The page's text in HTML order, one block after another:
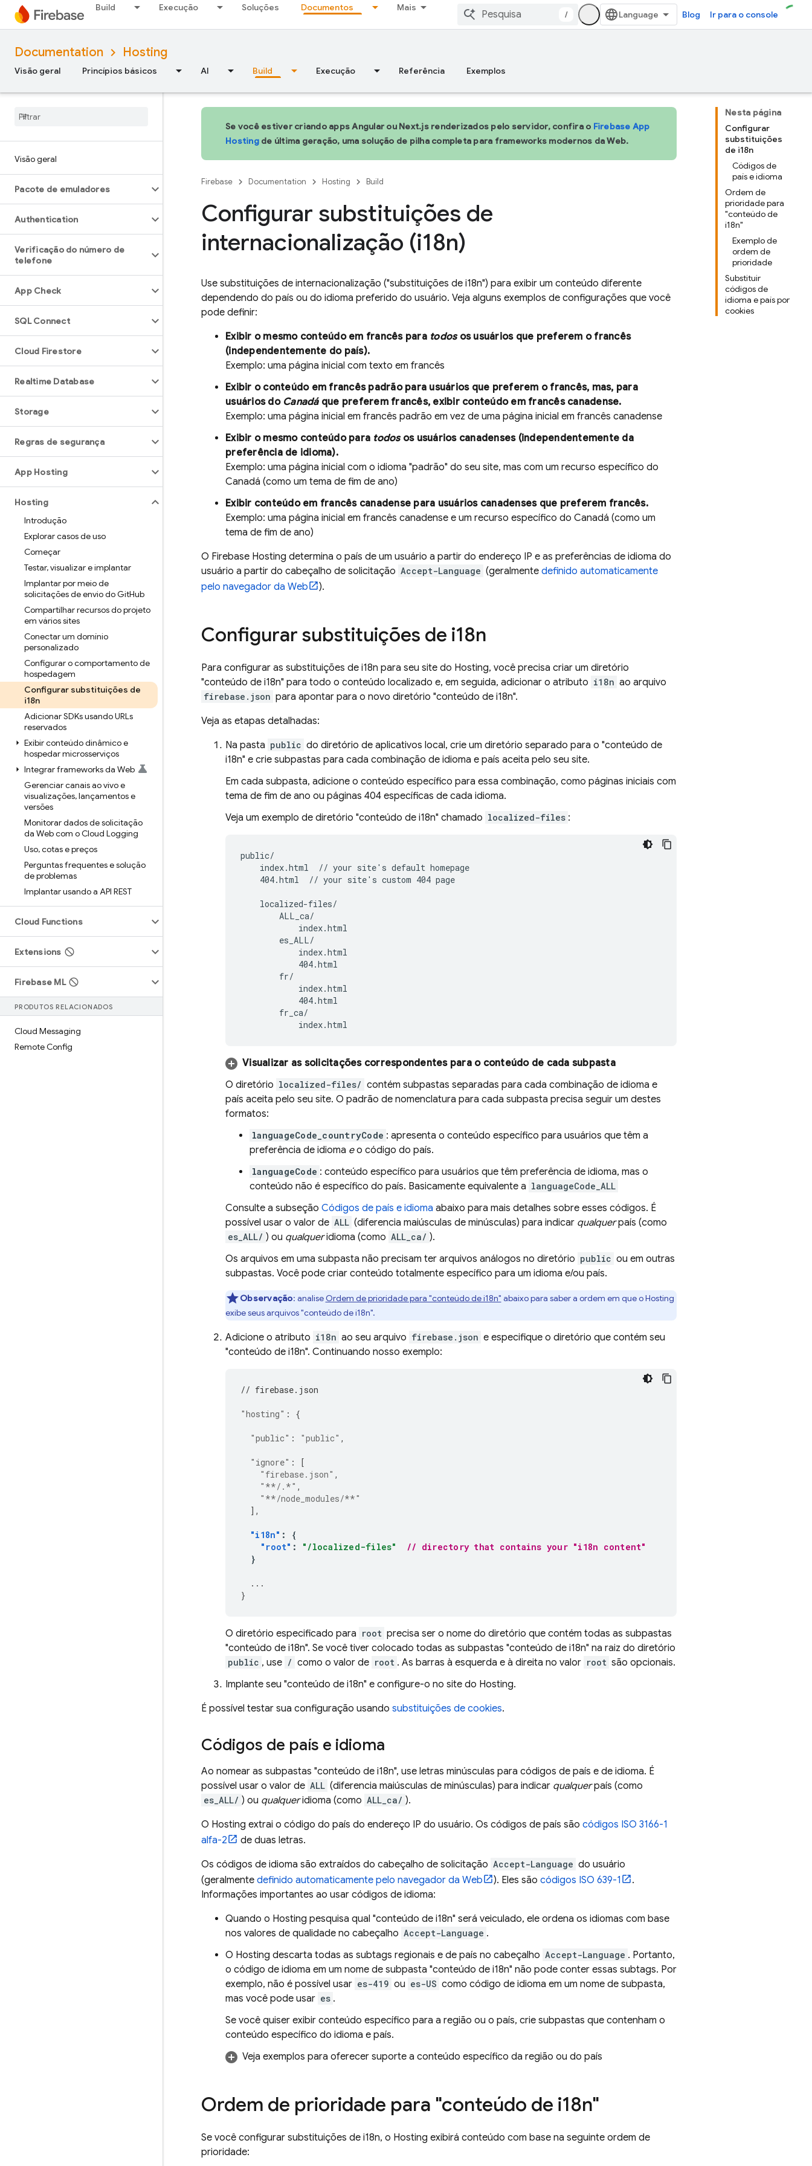
Build Execução Soluções Documentos Mais
/ Blog Ir para o console
Documentation Hosting
Visão geral Princípios básicos AI Build Execução Referência Exemplos
Visão geral
Pacote de emuladores
Authentication
Verificação do número de
telefone
App Check
SQL Connect
Cloud Firestore
Realtime Database
Storage
Regras de segurança
App Hosting
Hosting
Introdução
Explorar casos de uso
Começar
Testar,visualizar e implantar
Implantar por meio de
solicitações de envio do GitHub
Compartilhar recursos do projeto
em vários sites
Conectar um domínio
personalizado
Configurar o comportamento de
hospedagem
Configurar substituições de
i18n
Adicionar SDKs usando URLs
reservados
Exibir conteúdo dinâmico e
hospedar microsserviços
Integrar frameworks da Web
Gerenciar canais ao vivo e
visualizações,lançamentos e
versões
Monitorar dados de solicitação
da Web com o Cloud Logging
Uso,cotas e preços
Perguntas frequentes e solução
de problemas
Implantar usando a API REST
Cloud Functions
Extensions
Firebase ML
PRODUTOS RELACIONADOS
Cloud Messaging
Remote Config
Nesta página
Configurar
substituições
de i18n
Códigos de
país e idioma
Ordem de
prioridade para
"conteúdo de
i18n"
Exemplo de
ordem de
prioridade
Substituir
códigos de
idioma e país por
cookies
Se você estiver criando apps Angular ou Next.js renderizados pelo servidor, confira o Firebase App
Hostingde última geração, uma solução de pilha completa para frameworks modernos da Web.
Firebase Documentation Hosting Build
Configurar substituições de
internacionalização (i18n)
Use substituições de internacionalização ("substituições de i18n") para exibir um conteúdo diferente
dependendo do país ou do idioma preferido do usuário. Veja alguns exemplos de configurações que você
pode definir:
Exibir o mesmo conteúdo em francês para todosos usuários que preferem o francês
(independentemente do país).
Exemplo: uma página inicial com texto em francês
Exibir o conteúdo em francês padrão para usuários que preferem o francês, mas, para
usuários do Canadáque preferem francês, exibir conteúdo em francês canadense.
Exemplo: uma página inicial em francês padrão em vez de uma página inicial em francês canadense
Exibir o mesmo conteúdo para todosos usuários canadenses (independentemente da
preferência de idioma).
Exemplo: uma página inicial com o idioma "padrão" do seu site, mas com um recurso específico do
Canadá (como um tema de fim de ano)
Exibir conteúdo em francês canadense para usuários canadenses que preferem francês.
Exemplo: uma página inicial em francês canadense e um recurso específico do Canadá (como um
tema de fim de ano)
O Firebase Hosting determina o país de um usuário a partir do endereço IP e as preferências de idioma do
usuário a partir do cabeçalho de solicitação Accept-Language (geralmente definido automaticamente
pelo navegador da Web
).
Configurar substituições de i18n
Para configurar as substituições de i18n para seu site do Hosting, você precisa criar um diretório
"conteúdo de i18n" para todo o conteúdo localizado e, em seguida, adicionar o atributo i18n ao arquivo
firebase.json para apontar para o novo diretório "conteúdo de i18n".
Veja as etapas detalhadas:
Na pasta public do diretório de aplicativos local, crie um diretório separado para o "conteúdo de
i18n" e crie subpastas para cada combinação de idioma e país aceita pelo seu site.
Em cada subpasta, adicione o conteúdo específico para essa combinação, como páginas iniciais com
tema de fim de ano ou páginas 404 específicas de cada idioma.
Veja um exemplo de diretório "conteúdo de i18n" chamado localized-files :
public/
    index.html  // your site's default homepage
    404.html  // your site's custom 404 page
    localized-files/
        ALL_ca/
            index.html
        es_ALL/
            index.html
            404.html
        fr/
            index.html
            404.html
        fr_ca/
            index.html
Visualizar as solicitações correspondentes para o conteúdo de cada subpasta
O diretório localized-files/ contém subpastas separadas para cada combinação de idioma e
país aceita pelo seu site. O padrão de nomenclatura para cada subpasta precisa seguir um destes
formatos:
languageCode_countryCode : apresenta o conteúdo específico para usuários que têm a
preferência de idioma eo código do país.
languageCode : conteúdo específico para usuários que têm preferência de idioma, mas o
conteúdo não é específico do país. Basicamente equivalente a languageCode_ALL
Consulte a subseção Códigos de país e idioma abaixo para mais detalhes sobre esses códigos. É
possível usar o valor de ALL (diferencia maiúsculas de minúsculas) para indicar qualquerpaís (como
es_ALL/ ) ou qualqueridioma (como ALL_ca/ ).
Os arquivos em uma subpasta não precisam ter arquivos análogos no diretório public ou em outras
subpastas. Você pode criar conteúdo totalmente específico para um idioma e/ou país.
Observação: analise Ordem de prioridade para "conteúdo de i18n" abaixo para saber a ordem em que oHosting
exibe seus arquivos "conteúdo de i18n".
Adicione o atributo i18n ao seu arquivo firebase.json e especifique o diretório que contém seu
"conteúdo de i18n". Continuando nosso exemplo:
// firebase.json
"hosting" : {
"public" : "public" ,
"ignore" :
[
"firebase.json" ,
"**/.*" ,
"**/node_modules/**"
],
"i18n" :
{
"root" : "/localized-files"
// directory that contains your "i18n content"
}
...
}
O diretório especificado para root precisa ser o nome do diretório que contém todas as subpastas
"conteúdo de i18n". Se você tiver colocado todas as subpastas "conteúdo de i18n" na raiz do diretório
public , use / como o valor de root . As barras à esquerda e à direita no valor root são opcionais.
Implante seu "conteúdo de i18n" e configure-o no site do Hosting.
É possível testar sua configuração usando substituições de cookies.
Códigos de país e idioma
Ao nomear as subpastas "conteúdo de i18n", use letras minúsculas para códigos de país e de idioma. É
possível usar o valor de ALL (diferencia maiúsculas de minúsculas) para indicar qualquerpaís (como
es_ALL/ ) ou qualqueridioma (como ALL_ca/ ).
O Hosting extrai o código do país do endereço IP do usuário. Os códigos de país são códigos ISO 3166-1
alfa-2
de duas letras.
Os códigos de idioma são extraídos do cabeçalho de solicitação Accept-Language do usuário
(geralmente definido automaticamente pelo navegador da Web ). Eles são códigos ISO 639-1
.
Informações importantes ao usar códigos de idioma:
Quando o Hosting pesquisa qual "conteúdo de i18n" será veiculado, ele ordena os idiomas com base
nos valores de qualidade no cabeçalho Accept-Language .
O Hosting descarta todas as subtags regionais e de país no cabeçalho Accept-Language . Portanto,
o código de idioma em um nome de subpasta "conteúdo de i18n" não pode conter essas subtags. Por
exemplo, não é possível usar es-419 ou es-US como código de idioma em um nome de subpasta,
mas você pode usar es .
Se você quiser exibir conteúdo específico para a região ou o país, crie subpastas que contenham o
conteúdo específico do idioma e país.
Veja exemplos para oferecer suporte a conteúdo específico da região ou do país
Ordem de prioridade para "conteúdo de i18n"
Se você configurar substituições de i18n, o Hosting exibirá conteúdo com base na seguinte ordem de
prioridade: